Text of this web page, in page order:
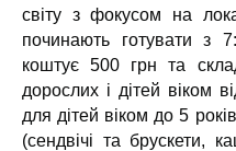
світу з фокусом на
починають готувати з
коштує 500 грн та
дорослих і дітей віком
для дітей віком до 5
(сендвічі та брускети,